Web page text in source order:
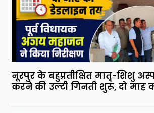
नूरपुर के बहुप्रतीक्षित मातृ-शिशु
करने की उल्टी गिनती शुरू, दो माह